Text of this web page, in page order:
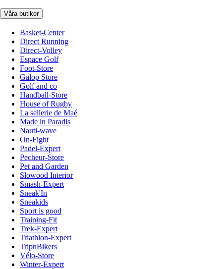
Våra butiker
Basket-Center
Direct Running
Direct-Volley
Espace Golf
Foot-Store
Galop Store
Golf and co
Handball-Store
House of Rugby
La sellerie de Maé
Made in Paradis
Nauti-wave
On-Fight
Padel-Expert
Pecheur-Store
Pet and Garden
Slowood Interior
Smash-Expert
Sneak'In
Sneakids
Sport is good
Training-Fit
Trek-Expert
Triathlon-Expert
TripnBikers
Vélo-Store
Winter-Expert